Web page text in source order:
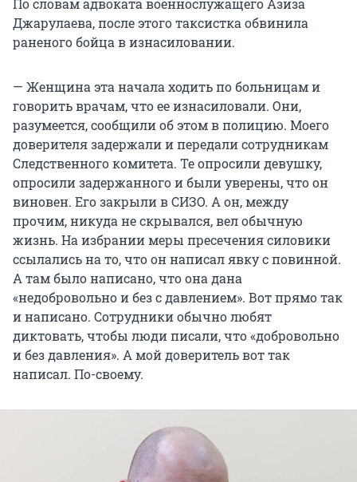
По словам адвоката военнослужащего Азиза
Джарулаева, после этого таксистка обвинила
раненого бойца в изнасиловании.
— Женщина эта начала ходить по больницам и
говорить врачам, что ее изнасиловали. Они,
разумеется, сообщили об этом в полицию. Моего
доверителя задержали и передали сотрудникам
Следственного комитета. Те опросили девушку,
опросили задержанного и были уверены, что он
виновен. Его закрыли в СИЗО. А он, между
прочим, никуда не скрывался, вел обычную
жизнь. На избрании меры пресечения силовики
ссылались на то, что он написал явку с повинной.
А там было написано, что она дана
«недобровольно и без с давлением». Вот прямо так
и написано. Сотрудники обычно любят
диктовать, чтобы люди писали, что «добровольно
и без давления». А мой доверитель вот так
написал. По-своему.